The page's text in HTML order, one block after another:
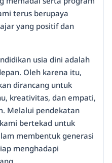
terus berupaya
yang positif dan
usia dini adalah
Oleh karena itu,
dirancang untuk
kreativitas, dan empati,
Melalui pendekatan
bertekad untuk
membentuk generasi
menghadapi